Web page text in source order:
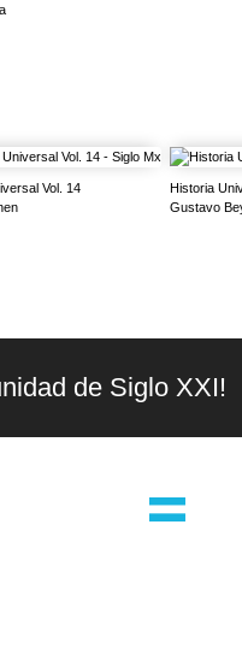
Vol. 14
Historia
Gustavo
de Siglo XXI!